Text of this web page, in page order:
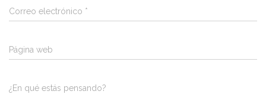
Correo electrónico *
Página web
¿En qué estás pensando?